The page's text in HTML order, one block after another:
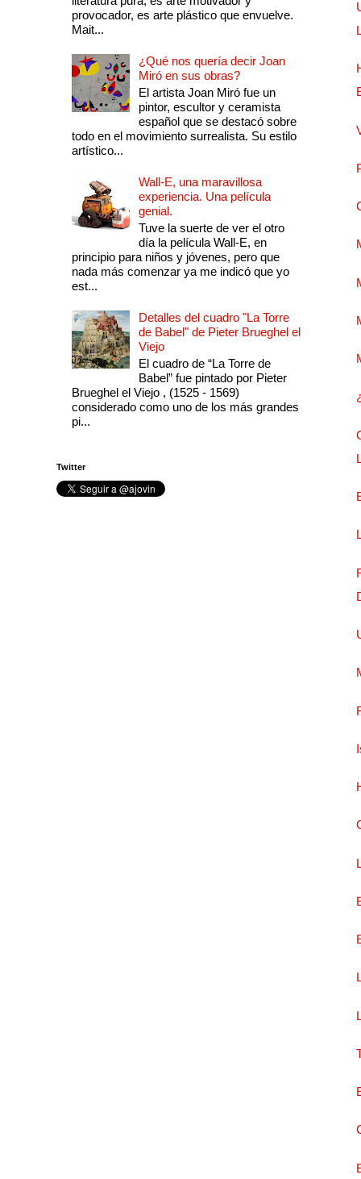
provocador, es arte plástico que envuelve.
Mait...
¿Qué nos quería decir Joan
Miró en sus obras?
El artista Joan Miró fue un
pintor, escultor y ceramista
español que se destacó sobre
todo en el movimiento surrealista. Su estilo
artístico...
Wall-E, una maravillosa
experiencia. Una película
genial.
Tuve la suerte de ver el otro
día la película Wall-E, en
principio para niños y jóvenes, pero que
nada más comenzar ya me indicó que yo
est...
Detalles del cuadro "La Torre
de Babel" de Pieter Brueghel el
Viejo
El cuadro de “La Torre de
Babel” fue pintado por Pieter
Brueghel el Viejo , (1525 - 1569)
considerado como uno de los más grandes
pi...
Twitter